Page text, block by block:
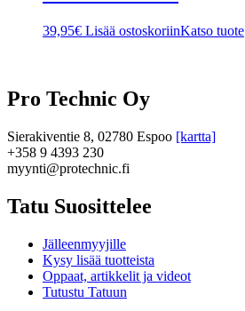
39,95€ Lisää ostoskoriinKatso tuote
Pro Technic Oy
Sierakiventie 8, 02780 Espoo [kartta]
+358 9 4393 230
myynti@protechnic.fi
Tatu Suosittelee
Jälleenmyyjille
Kysy lisää tuotteista
Oppaat, artikkelit ja videot
Tutustu Tatuun